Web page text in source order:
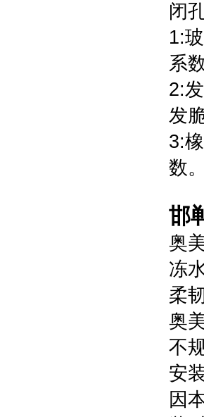
闭
1:
系
2:
发
3:
数。
邯
奥
冻
柔
奥
不
安
因